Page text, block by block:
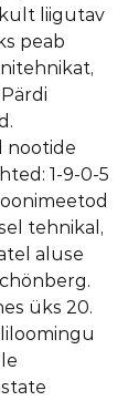
liigutav
peab
nootide
1-9-0-5
tehnikal,
aluse
üks 20.